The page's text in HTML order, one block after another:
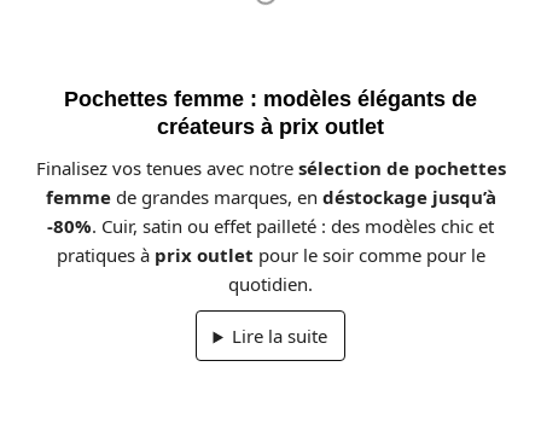
Pochettes femme : modèles élégants de
créateurs à prix outlet
Finalisez vos tenues avec notre sélection de pochettes
femmede grandes marques, en déstockage jusqu’à
-80%. Cuir, satin ou effet pailleté : des modèles chic et
pratiques à prix outlet pour le soir comme pour le
quotidien.
Lire la suite